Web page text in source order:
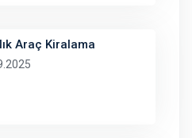
Araç Kiralama